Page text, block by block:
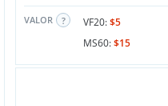
VALOR VF20:$5
MS60:$15